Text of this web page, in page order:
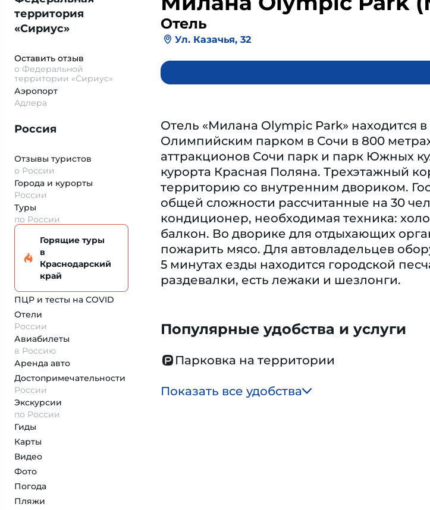
территория
«Сириус»
Оставить отзыв
о Федеральной
территории «Сириус»
Аэропорт
Адлера
Россия
Отзывы туристов
о России
Города и курорты
России
Туры
по России
Горящие туры
в
Краснодарский
край
ПЦР и тесты на COVID
Отели
России
Авиабилеты
в Россию
Аренда авто
Достопримеча­тельности
России
Экскурсии
по России
Гиды
Карты
Видео
Фото
Погода
Пляжи
Отель
Ул. Казачья, 32
Отель «Милана Olympic Park»
Олимпийским парком в Сочи в 800
аттракционов Сочи парк и парк Южных
курорта Красная Поляна. Трехэтажный
территорию со внутренним двориком.
общей сложности рассчитанные на 30
кондиционер, необходимая техника:
балкон. Во дворике для отдыхающих
пожарить мясо. Для автовладельцев
5 минутах езды находится городской
раздевалки, есть лежаки и шезлонги.
Популярные удобства и услуги
Парковка на территории
Показать все удобства